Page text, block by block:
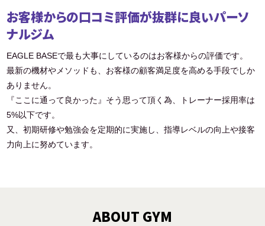
お客様からの口コミ評価が抜群に良いパーソ
ナルジム
EAGLE BASEで最も大事にしているのはお客様からの評価です。
最新の機材やメソッドも、お客様の顧客満足度を高める手段でしか
ありません。
『ここに通って良かった』そう思って頂く為、トレーナー採用率は
5%以下です。
又、初期研修や勉強会を定期的に実施し、指導レベルの向上や接客
力向上に努めています。
ABOUT GYM